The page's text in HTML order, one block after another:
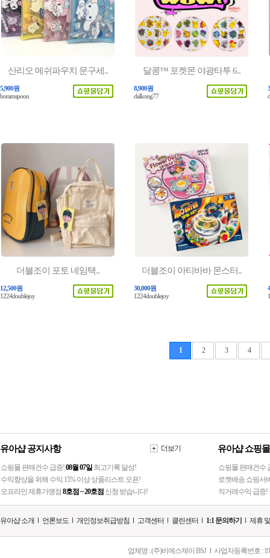
산리오 메쉬파우치 문구세..
5,900원
boramspoon
달콩™ 포켓몬 야광타투 6..
8,900원
dalkong77
더블조이 포토 네임택 ..
12,500원
1224doublejoy
더블조이 아티바바 몬스터..
30,000원
1224doublejoy
1 2 3 4
유아샵 공지사항
쇼핑몰 판매건수 급증!08월 07일 최고기록 달성!
수익향상을 위해 수익 15% 이상 상품리스트 오픈!
오프라인 제휴가맹점8호점 ~ 20호점 신청 받습니다!
유아샵 쇼핑
쇼핑몰 판매건수
로켓배송 쇼핑서
직거래수익 급증!
유아샵 소개 언론보도 개인정보취급방침 고객센터 클린센터 1:1 문의하기 제휴
업체명 : (주)비에스제이 BSJ
사업자등록번호 :